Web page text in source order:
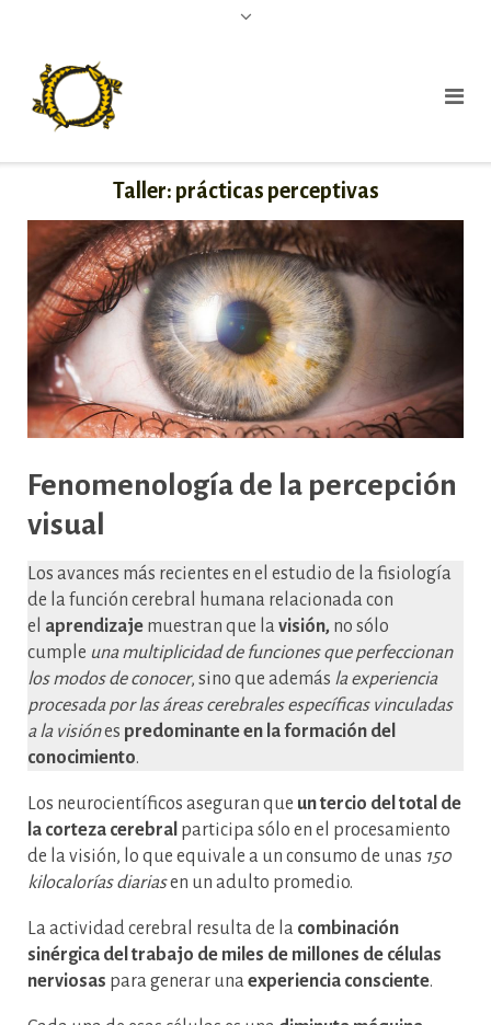
Taller: prácticas perceptivas
Fenomenología de la percepción
visual
Los avances más recientes en el estudio de la fisiología
de la función cerebral humana relacionada con
el aprendizaje muestran que la visión, no sólo
cumple una multiplicidad de funciones que perfeccionan
los modos de conocer, sino que además la experiencia
procesada por las áreas cerebrales específicas vinculadas
a la visiónes predominante en la formación del
conocimiento.
Los neurocientíficos aseguran que un tercio del total de
la corteza cerebral participa sólo en el procesamiento
de la visión, lo que equivale a un consumo de unas 150
kilocalorías diariasen un adulto promedio.
La actividad cerebral resulta de la combinación
sinérgica del trabajo de miles de millones de células
nerviosas para generar unaexperiencia consciente.